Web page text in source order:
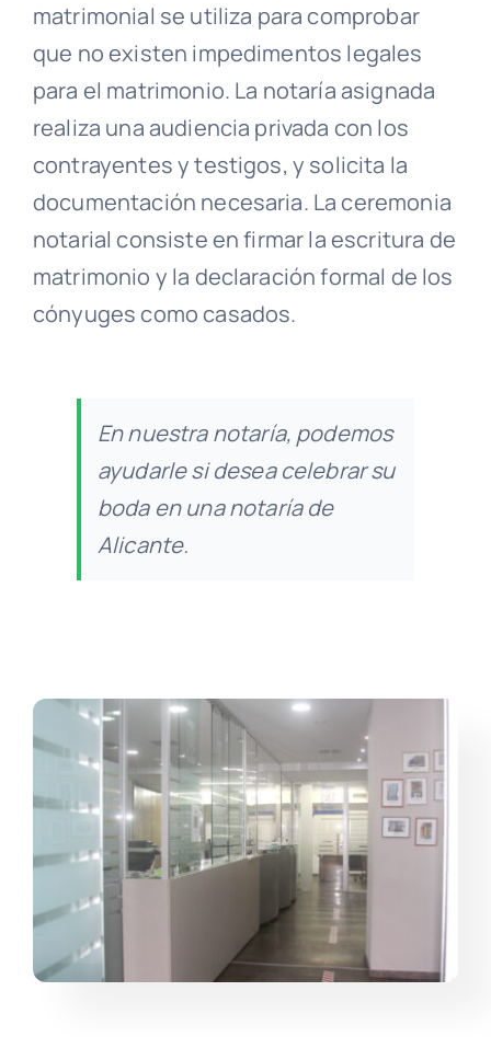
matrimonial se utiliza para comprobar
que no existen impedimentos legales
para el matrimonio. La notaría asignada
realiza una audiencia privada con los
contrayentes y testigos, y solicita la
documentación necesaria. La ceremonia
notarial consiste en firmar la escritura de
matrimonio y la declaración formal de los
cónyuges como casados.
En nuestra notaría, podemos
ayudarle si desea celebrar su
boda en una notaría de
Alicante.